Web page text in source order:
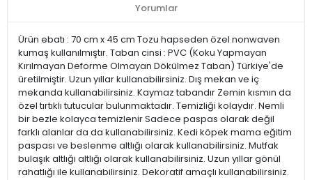
Yorumlar
Ürün ebatı : 70 cm x 45 cm Tozu hapseden özel nonwaven
kumaş kullanılmıştır. Taban cinsi : PVC (Koku Yapmayan
Kırılmayan Deforme Olmayan Dökülmez Taban) Türkiye'de
üretilmiştir. Uzun yıllar kullanabilirsiniz. Dış mekan ve iç
mekanda kullanabilirsiniz. Kaymaz tabandır Zemin kısmın da
özel tırtıklı tutucular bulunmaktadır. Temizliği kolaydır. Nemli
bir bezle kolayca temizlenir Sadece paspas olarak değil
farklı alanlar da da kullanabilirsiniz. Kedi köpek mama eğitim
paspası ve beslenme altlığı olarak kullanabilirsiniz. Mutfak
bulaşık altlığı altlığı olarak kullanabilirsiniz. Uzun yıllar gönül
rahatlığı ile kullanabilirsiniz. Dekoratif amaçlı kullanabilirsiniz.